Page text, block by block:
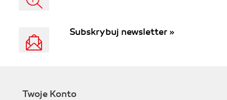
Subskrybuj newsletter »
Twoje Konto